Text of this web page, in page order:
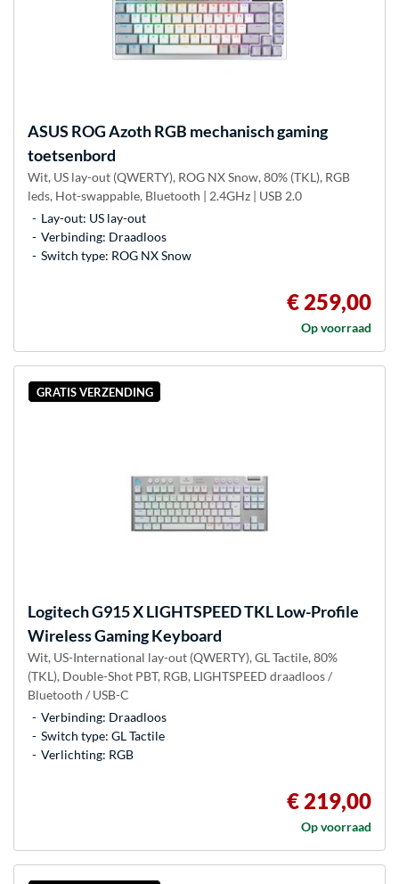
ASUS ROG Azoth RGB mechanisch gaming
toetsenbord
Wit, US lay-out (QWERTY), ROG NX Snow, 80% (TKL), RGB
leds, Hot-swappable, Bluetooth | 2.4GHz | USB 2.0
Lay-out: US lay-out
Verbinding: Draadloos
Switch type: ROG NX Snow
€ 259,00
Op voorraad
GRATIS VERZENDING
LogitechG915 X LIGHTSPEED TKL Low-Profile
Wireless Gaming Keyboard
Wit, US-International lay-out (QWERTY), GL Tactile, 80%
(TKL), Double-Shot PBT, RGB, LIGHTSPEED draadloos /
Bluetooth / USB-C
Verbinding: Draadloos
Switch type: GL Tactile
Verlichting: RGB
€ 219,00
Op voorraad